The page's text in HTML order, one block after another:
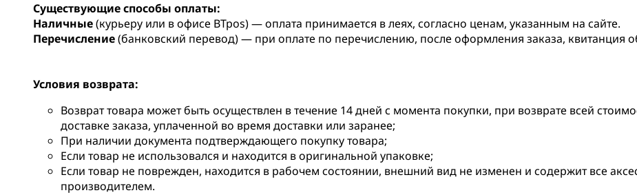
Существующие способы оплаты:
Наличные(курьеру или в офисе BTpos) — оплата принимается в леях, согласно ценам, указанным на сайте.
Перечисление(банковский перевод) — при оплате по перечислению, после оформления заказа, квитанция
Условия возврата:
Возврат товара может быть осуществлен в течение 14 дней с момента покупки, при возврате всей
доставке заказа, уплаченной во время доставки или заранее;
При наличии документа подтверждающего покупку товара;
Если товар не использовался и находится в оригинальной упаковке;
Если товар не поврежден, находится в рабочем состоянии, внешний вид не изменен и содержит все
производителем.